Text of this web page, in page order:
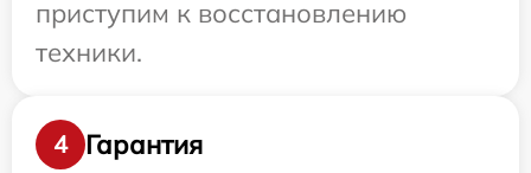
приступим к восстановлению
техники.
4
Гарантия